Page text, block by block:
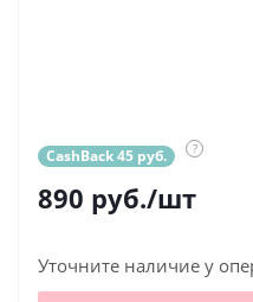
CashBack 45 руб. ?
890 руб./шт
Уточните наличие у